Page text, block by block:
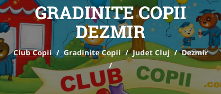
GRADINITE COPII
DEZMIR
Club Copii / Gradinite Copii / Judet Cluj / Dezmir
/